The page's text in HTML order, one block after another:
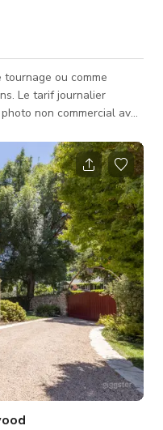
ou comme
non commercial avec
les détails suivants
talent : Heures